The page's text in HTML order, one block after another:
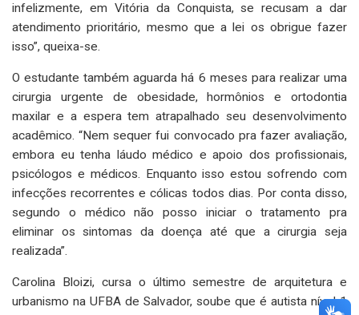
infelizmente, em Vitória da Conquista, se recusam a dar
atendimento prioritário, mesmo que a lei os obrigue fazer
isso”, queixa-se.
O estudante também aguarda há 6 meses para realizar uma
cirurgia urgente de obesidade, hormônios e ortodontia
maxilar e a espera tem atrapalhado seu desenvolvimento
acadêmico. “Nem sequer fui convocado pra fazer avaliação,
embora eu tenha láudo médico e apoio dos profissionais,
psicólogos e médicos. Enquanto isso estou sofrendo com
infecções recorrentes e cólicas todos dias. Por conta disso,
segundo o médico não posso iniciar o tratamento pra
eliminar os sintomas da doença até que a cirurgia seja
realizada”.
Carolina Bloizi, cursa o último semestre de arquitetura e
urbanismo na UFBA de Salvador, soube que é autista nível 1